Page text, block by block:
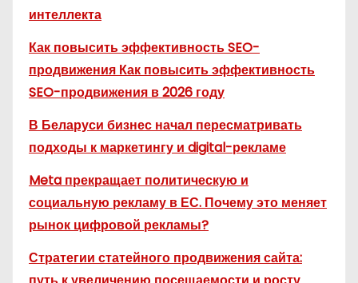
интеллекта
Как повысить эффективность SEO-
продвижения Как повысить эффективность
SEO-продвижения в 2026 году
В Беларуси бизнес начал пересматривать
подходы к маркетингу и digital-рекламе
Meta прекращает политическую и
социальную рекламу в ЕС. Почему это меняет
рынок цифровой рекламы?
Стратегии статейного продвижения сайта: